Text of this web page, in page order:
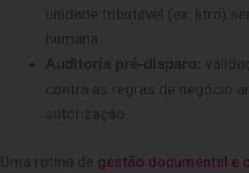
unidade tributável (ex: litro)
humana.
Auditoria pré-disparo:
contra as regras de negócio
autorização.
Uma rotina de gestão documental e